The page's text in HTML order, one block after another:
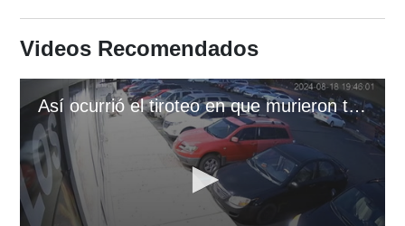
Videos Recomendados
Así ocurrió el tiroteo en que murieron tres hondureños en Indiana, EUA